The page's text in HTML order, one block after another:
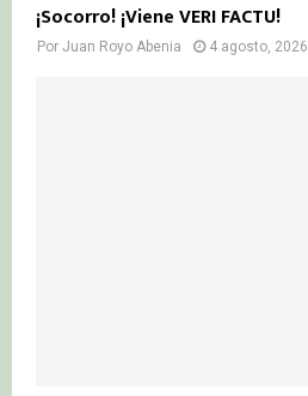
¡Socorro! ¡Viene VERI FACTU!
Por Juan Royo Abenia 4 agosto, 2026